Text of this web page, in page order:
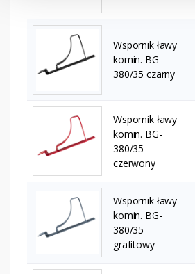
Wspornik ławy
komin. BG-
380/35 czarny
Wspornik ławy
komin. BG-
380/35
czerwony
Wspornik ławy
komin. BG-
380/35
grafitowy